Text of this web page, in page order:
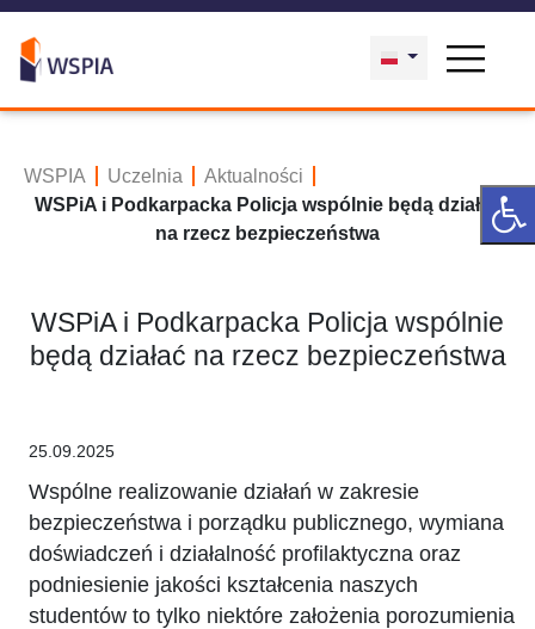
WSPIA Uczelnia
Aktualności
WSPiA i Podkarpacka Policja wspólnie będą działać
na rzecz bezpieczeństwa
WSPiA i Podkarpacka Policja wspólnie
będą działać na rzecz bezpieczeństwa
25.09.2025
Wspólne realizowanie działań w zakresie
bezpieczeństwa i porządku publicznego, wymiana
doświadczeń i działalność profilaktyczna oraz
podniesienie jakości kształcenia naszych
studentów to tylko niektóre założenia porozumienia